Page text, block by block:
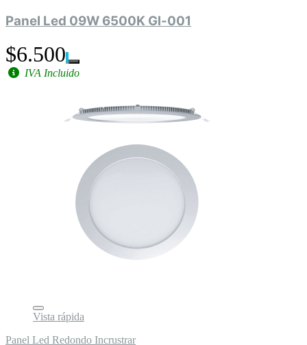
Panel Led 09W 6500K Gl-001
$6.500
IVA Incluido
Vista rápida
Panel Led Redondo Incrustrar